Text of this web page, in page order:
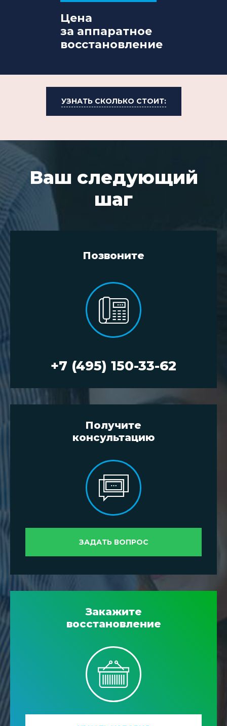
Цена
за аппаратное
восстановление
УЗНАТЬ СКОЛЬКО СТОИТ:
Ваш следующий
шаг
Позвоните
+7 (495) 150-33-62
Получите
консультацию
ЗАДАТЬ ВОПРОС
Закажите
восстановление